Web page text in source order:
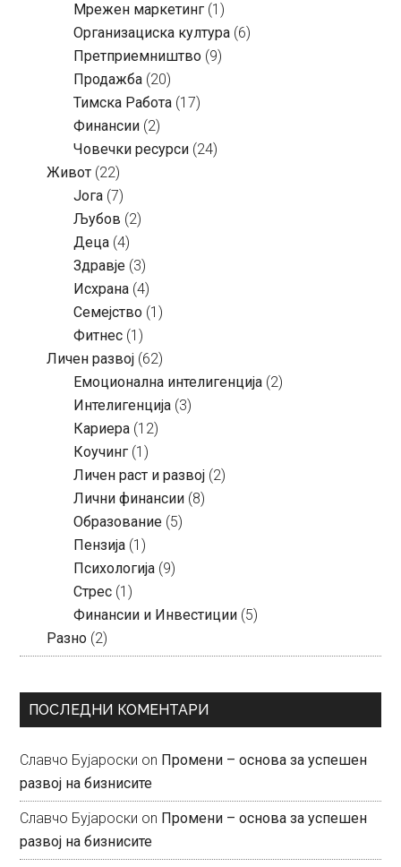
Мрежен маркетинг (1)
Организациска култура (6)
Претприемништво (9)
Продажба (20)
Тимска Работа (17)
Финансии (2)
Човечки ресурси (24)
Живот (22)
Јога (7)
Љубов (2)
Деца (4)
Здравје (3)
Исхрана (4)
Семејство (1)
Фитнес (1)
Личен развој (62)
Емоционална интелигенција (2)
Интелигенција (3)
Кариера (12)
Коучинг (1)
Личен раст и развој (2)
Лични финансии (8)
Образование (5)
Пензија (1)
Психологија (9)
Стрес (1)
Финансии и Инвестиции (5)
Разно (2)
ПОСЛЕДНИ КОМЕНТАРИ
Славчо Бујароски on Промени – основа за успешен
развој на бизнисите
Славчо Бујароски on Промени – основа за успешен
развој на бизнисите